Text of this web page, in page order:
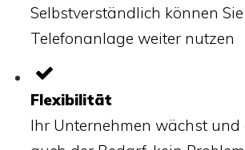
Selbstverständlich können
Telefonanlage weiter nutzen
Flexibilität
Ihr Unternehmen wächst